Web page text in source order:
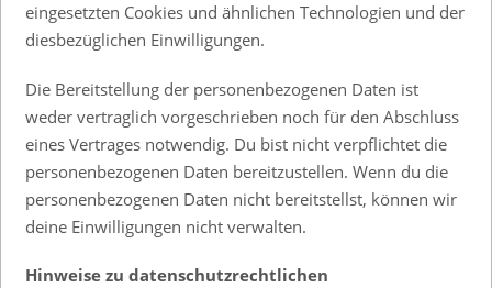
eingesetzten Cookies und ähnlichen Technologien und der
diesbezüglichen Einwilligungen.
Die Bereitstellung der personenbezogenen Daten ist
weder vertraglich vorgeschrieben noch für den Abschluss
eines Vertrages notwendig. Du bist nicht verpflichtet die
personenbezogenen Daten bereitzustellen. Wenn du die
personenbezogenen Daten nicht bereitstellst, können wir
deine Einwilligungen nicht verwalten.
Hinweise zu datenschutzrechtlichen